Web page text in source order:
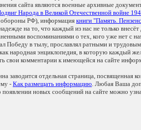
сайта являются военные архивные
Народа в Великой Отечественной войне
РФ), информация книги "Память.
на то, что каждый из нас не только
воспоминаниями о тех, кого уже нет с
Победу в тылу, прославлял ратными и
народная энциклопедия, в которую каждый
свои комментарии к имеющейся на сайте
заводится отдельная страница,
-Как размещать информацию. Любая Ваша
новых сообщений на сайте можно